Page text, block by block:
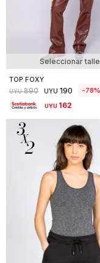
Seleccionar talle
TOP FOXY
UYU 890 UYU 190 78
UYU 162